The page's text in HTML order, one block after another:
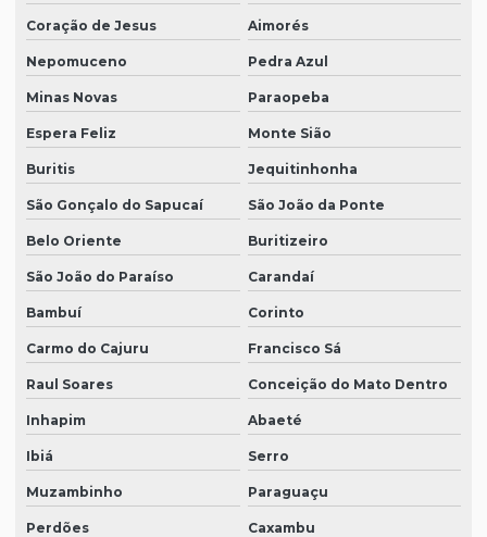
Coração de Jesus Aimorés
Nepomuceno Pedra Azul
Minas Novas Paraopeba
Espera Feliz Monte Sião
Buritis Jequitinhonha
São Gonçalo do Sapucaí São João da Ponte
Belo Oriente Buritizeiro
São João do Paraíso Carandaí
Bambuí Corinto
Carmo do Cajuru Francisco Sá
Raul Soares Conceição do Mato Dentro
Inhapim Abaeté
Ibiá Serro
Muzambinho Paraguaçu
Perdões Caxambu